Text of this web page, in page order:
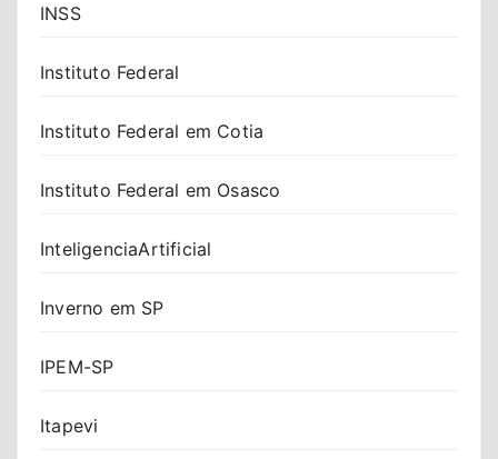
INSS
Instituto Federal
Instituto Federal em Cotia
Instituto Federal em Osasco
InteligenciaArtificial
Inverno em SP
IPEM-SP
Itapevi